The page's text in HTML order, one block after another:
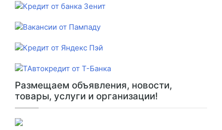
Размещаем объявления, новости,
товары, услуги и организации!